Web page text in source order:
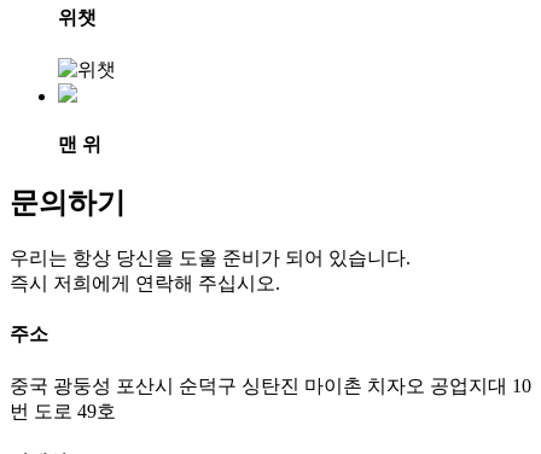
위챗
맨 위
문의하기
우리는 항상 당신을 도울 준비가 되어 있습니다.
즉시 저희에게 연락해 주십시오.
주소
중국 광둥성 포산시 순덕구 싱탄진 마이촌 치자오 공업지대 10
번 도로 49호